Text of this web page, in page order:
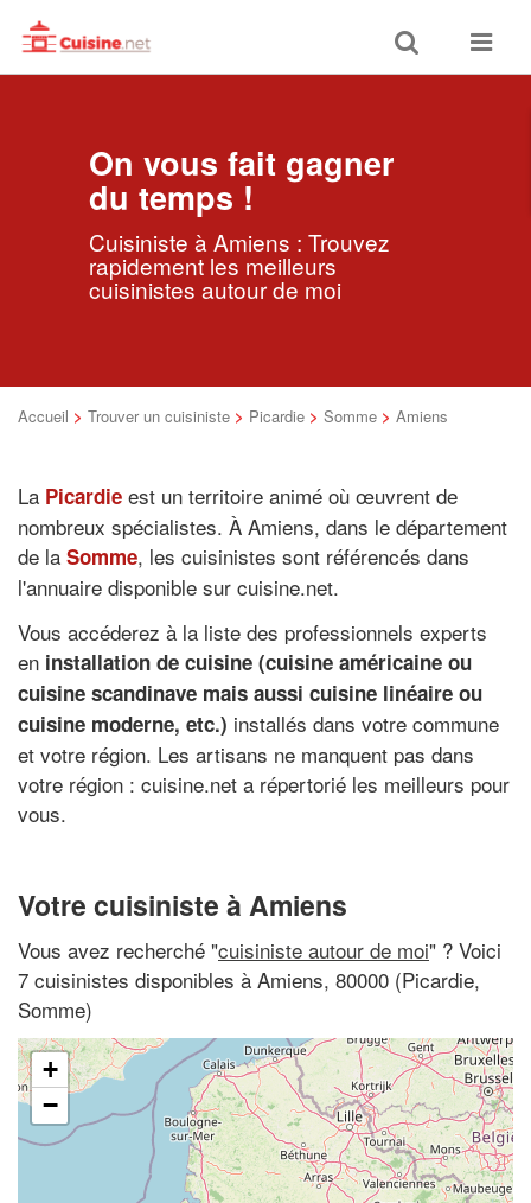
Toggle
search
Toggle
On vous fait gagner
du temps !
Cuisiniste à Amiens : Trouvez
rapidement les meilleurs
cuisinistes autour de moi
Accueil > Trouver un cuisiniste > Picardie > Somme > Amiens
La Picardie est un territoire animé où œuvrent de
nombreux spécialistes. À Amiens, dans le département
de la Somme, les cuisinistes sont référencés dans
l'annuaire disponible sur cuisine.net.
Vous accéderez à la liste des professionnels experts
en installation de cuisine (cuisine américaine ou
cuisine scandinave mais aussi cuisine linéaire ou
cuisine moderne, etc.) installés dans votre commune
et votre région. Les artisans ne manquent pas dans
votre région : cuisine.net a répertorié les meilleurs pour
vous.
Votre cuisiniste à Amiens
Vous avez recherché "cuisiniste autour de moi" ? Voici
7 cuisinistes disponibles à Amiens, 80000 (Picardie,
Somme)
+
−